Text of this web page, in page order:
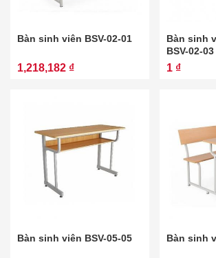
Bàn sinh viên BSV-02-01
1,218,182 ₫
Bàn sinh
BSV-02-03
1 ₫
Bàn sinh viên BSV-05-05 Bàn sinh